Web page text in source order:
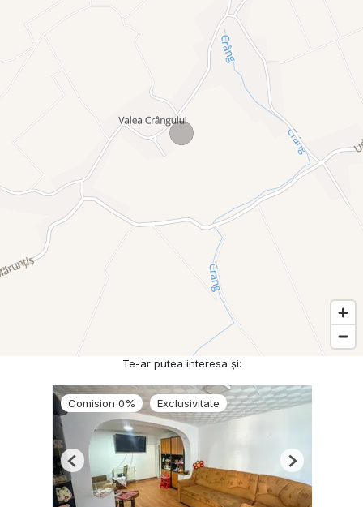
Te-ar putea interesa și:
Comision 0% Exclusivitate
Previous Next